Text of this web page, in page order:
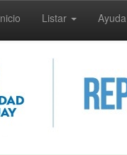
Listar Ayuda